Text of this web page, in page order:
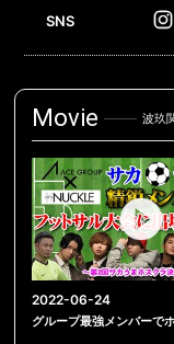
SNS
Movie 波玖
2022-06-24
グループ最強メンバーで